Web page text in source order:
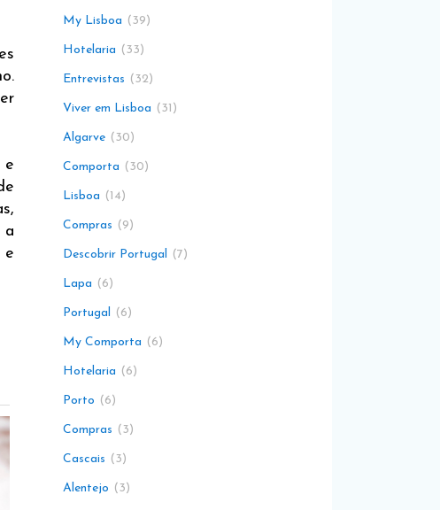
e
a
e
My Lisboa 39
Hotelaria 33
Entrevistas 32
Viver em Lisboa 31
Algarve 30
Comporta 30
Lisboa 14
Compras 9
Descobrir Portugal 7
Lapa 6
Portugal 6
My Comporta 6
Hotelaria 6
Porto 6
Compras 3
Cascais 3
Alentejo 3